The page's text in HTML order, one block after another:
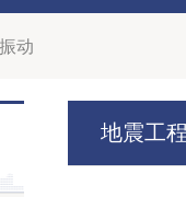
动
地震工